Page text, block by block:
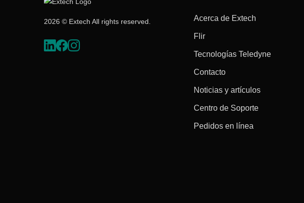
2026 © Extech All rights reserved. Acerca de Extech
Flir
Tecnologías Teledyne
Contacto
Noticias y artículos
Centro de Soporte
Pedidos en línea